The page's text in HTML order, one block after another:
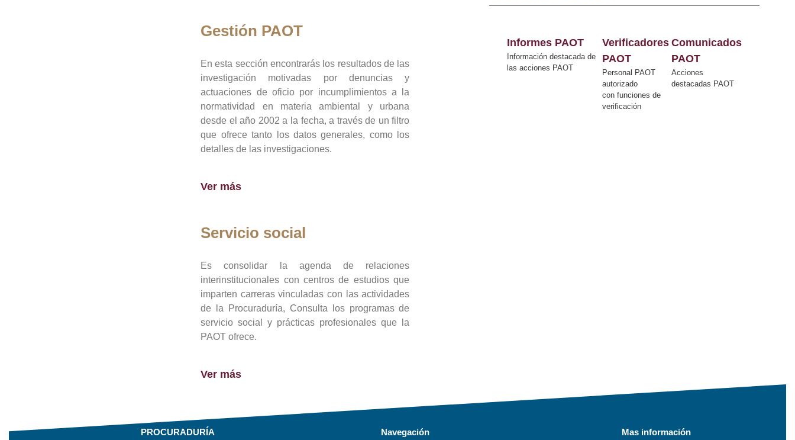
Gestión PAOT
En esta sección encontrarás los resultados de las
investigación motivadas por denuncias y
actuaciones de oficio por incumplimientos a la
normatividad en materia ambiental y urbana
desde el año 2002 a la fecha, a través de un filtro
que ofrece tanto los datos generales, como los
detalles de las investigaciones.
Ver más
Servicio social
Es consolidar la agenda de relaciones
interinstitucionales con centros de estudios que
imparten carreras vinculadas con las actividades
de la Procuraduría, Consulta los programas de
servicio social y prácticas profesionales que la
PAOT ofrece.
Ver más
Informes PAOT
Información destacada de
las acciones PAOT
Verificadores
PAOT
Personal PAOT
autorizado
con funciones de
verificación
Comunicados
PAOT
Acciones
destacadas PAOT
PROCURADURÍA Navegación Mas información